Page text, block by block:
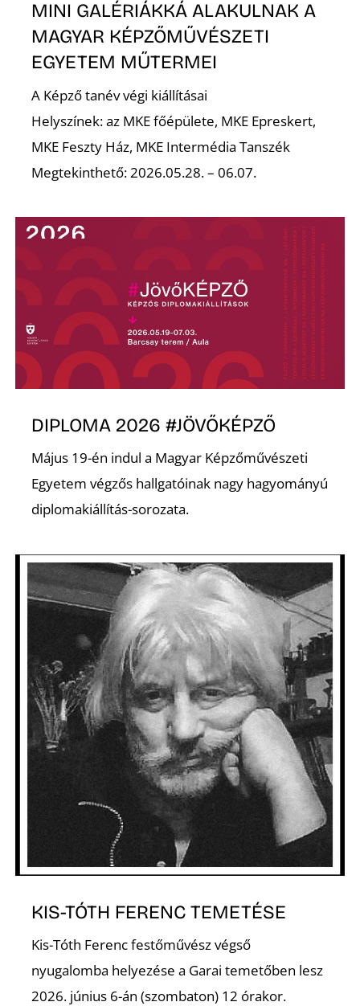
MINI GALÉRIÁKKÁ ALAKULNAK A
MAGYAR KÉPZŐMŰVÉSZETI
EGYETEM MŰTERMEI
A Képző tanév végi kiállításai
Helyszínek: az MKE főépülete, MKE Epreskert,
MKE Feszty Ház, MKE Intermédia Tanszék
Megtekinthető: 2026.05.28. – 06.07.
DIPLOMA 2026 #JÖVŐKÉPZŐ
Május 19-én indul a Magyar Képzőművészeti
Egyetem végzős hallgatóinak nagy hagyományú
diplomakiállítás-sorozata.
KIS-TÓTH FERENC TEMETÉSE
Kis-Tóth Ferenc festőművész végső
nyugalomba helyezése a Garai temetőben lesz
2026. június 6-án (szombaton) 12 órakor.